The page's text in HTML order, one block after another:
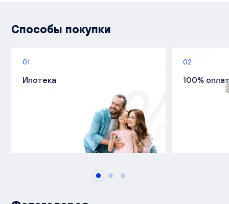
Способы покупки
01
Ипотека
02
100%